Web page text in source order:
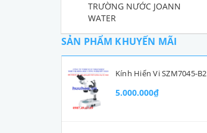
TRƯỜNG NƯỚC JOANN
WATER
SẢN PHẨM KHUYẾN MÃI
Kính Hiển Vi SZM7045-B2
5.000.000₫